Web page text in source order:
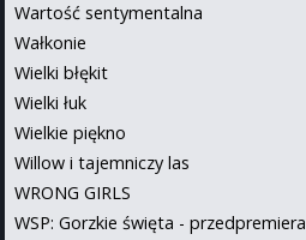
Wartość sentymentalna
Wałkonie
Wielki błękit
Wielki łuk
Wielkie piękno
Willow i tajemniczy las
WRONG GIRLS
WSP: Gorzkie święta - przedpremiera